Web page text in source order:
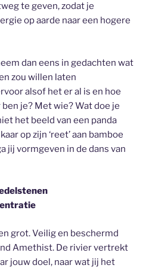
te geven, zodat je
op aarde naar een hogere
dan eens in gedachten wat
zou willen laten
alsof het er al is en hoe
je? Met wie? Wat doe je
het beeld van een panda
op zijn ‘reet’ aan bamboe
jij vormgeven in de dans van
grot. Veilig en beschermd
Amethist. De rivier vertrekt
jouw doel, naar wat jij het